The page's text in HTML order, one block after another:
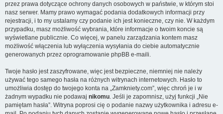
przez prawa dotyczące ochrony danych osobowych w państwie, w którym stoi
nasz serwer. Mamy prawo wymagać podania dodatkowych informacji przy
rejestracji, i to my ustalamy czy podanie ich jest konieczne, czy nie. W każdym
przypadku, masz możliwość wybrania, które informacje o twoim koncie są
wyświetlane publicznie. Co więcej, w panelu zarządzania kontem masz
możliwość włączenia lub wyłączenia wysyłania do ciebie automatycznie
generowanych przez oprogramowanie phpBB e-maili.
Twoje hasło jest zaszyfrowane, więc jest bezpieczne, niemniej nie należy
używać tego samego hasła na różnych witrynach internetowych. Hasło to
umożliwia dostęp do twojego konta na „Zamkniety.com”, więc chroń je i w
żadnym wypadku nie podawaj nikomu. Jeśli je zapomnisz, użyj funkcji „Nie
pamiętam hasła”. Witryna poprosi cię o podanie nazwy użytkownika i adresu e-